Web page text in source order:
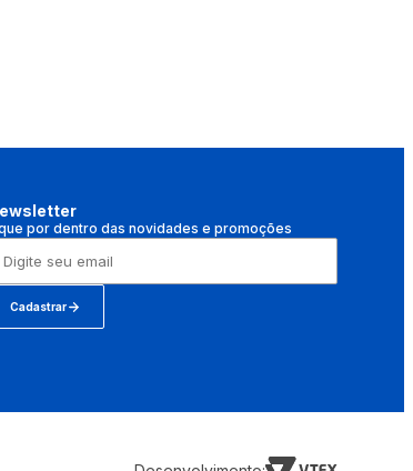
por dentro das novidades e promoções
Cadastrar